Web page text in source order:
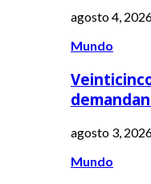
agosto 4,
Mundo
agosto 3,
Mundo